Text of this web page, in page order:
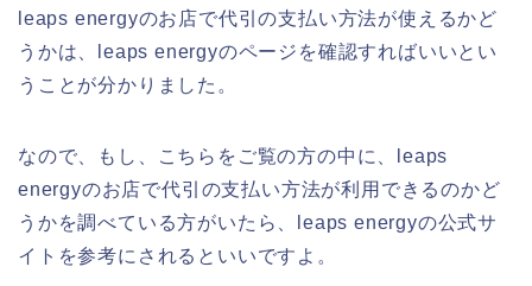
leaps energyのお店で代引の支払い方法が使えるかど
うかは、leaps energyのページを確認すればいいとい
うことが分かりました。
なので、もし、こちらをご覧の方の中に、leaps
energyのお店で代引の支払い方法が利用できるのかど
うかを調べている方がいたら、leaps energyの公式サ
イトを参考にされるといいですよ。